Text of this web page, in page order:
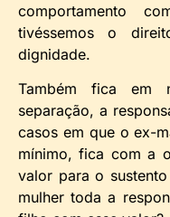
comportamento
tivéssemos o
dignidade.
Também fica em
separação, a
casos em que o ex-
mínimo, fica com a
valor para o
mulher toda a